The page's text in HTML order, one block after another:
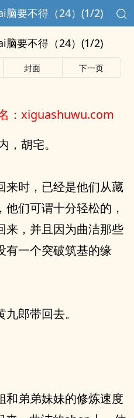
脑要不得（24）(1/2)
脑要不得（24）(1/2)
封面 下一页
：xiguashuwu.com
，胡宅。
来时，已经是他们从藏
们可谓十分轻松的，
来，并且因为曲洁那些
有一个突破筑基的缘
郎带回去。
和弟弟妹妹的修炼速度